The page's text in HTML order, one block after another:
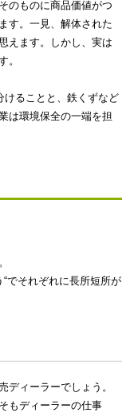
のものに商品価値がつ
す。一見、解体された
えます。しかし、実は
。
けることと、鉄くずなど
は環境保全の一端を担
“でそれぞれに長所短所が
ディーラーでしょう。
もディーラーの仕事